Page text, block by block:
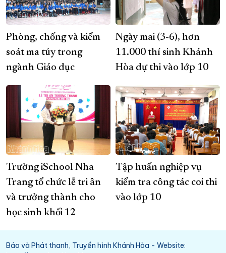
Phòng, chống và kiểm
soát ma túy trong
ngành Giáo dục
Ngày mai (3-6), hơn
11.000 thí sinh Khánh
Hòa dự thi vào lớp 10
Trường iSchool Nha
Trang tổ chức lễ tri ân
và trưởng thành cho
học sinh khối 12
Tập huấn nghiệp vụ
kiểm tra công tác coi thi
vào lớp 10
Báo và Phát thanh, Truyền hình Khánh Hòa - Website: